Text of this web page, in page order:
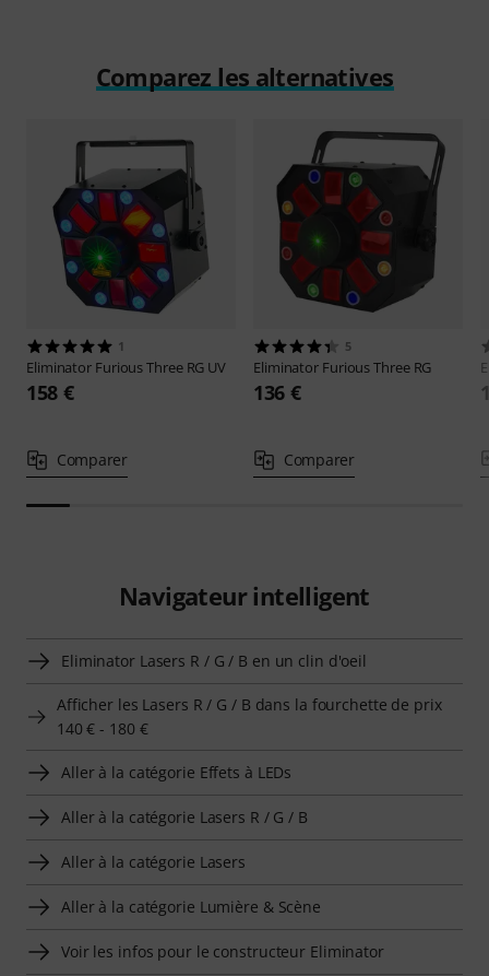
Comparez les alternatives
1
Eliminator Furious Three RG UV
158 €
Comparer
5
Eliminator Furious Three RG
136 €
Comparer
Navigateur intelligent
Eliminator Lasers R / G / B en un clin d'oeil
Afficher les Lasers R / G / B dans la fourchette de prix
140 € - 180 €
Aller à la catégorie Effets à LEDs
Aller à la catégorie Lasers R / G / B
Aller à la catégorie Lasers
Aller à la catégorie Lumière & Scène
Voir les infos pour le constructeur Eliminator